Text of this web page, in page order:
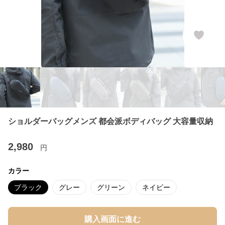
ショルダーバッグメンズ 都会派ボディバッグ 大容量収納
2,980 円
カラー
ブラック グレー グリーン ネイビー
購入画面に進む